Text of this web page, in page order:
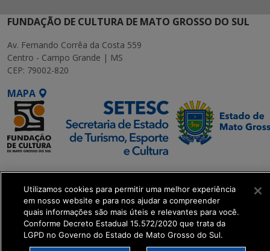
FUNDAÇÃO DE CULTURA DE MATO GROSSO DO SUL
Av. Fernando Corrêa da Costa 559
Centro - Campo Grande | MS
CEP: 79002-820
MAPA
SETDIG | Secretaria-
Executiva de
Transformação Digital
get_footer();
Utilizamos cookies para permitir uma melhor experiência
em nosso website e para nos ajudar a compreender
quais informações são mais úteis e relevantes para você.
Conforme Decreto Estadual 15.572/2020 que trata da
LGPD no Governo do Estado de Mato Grosso do Sul.